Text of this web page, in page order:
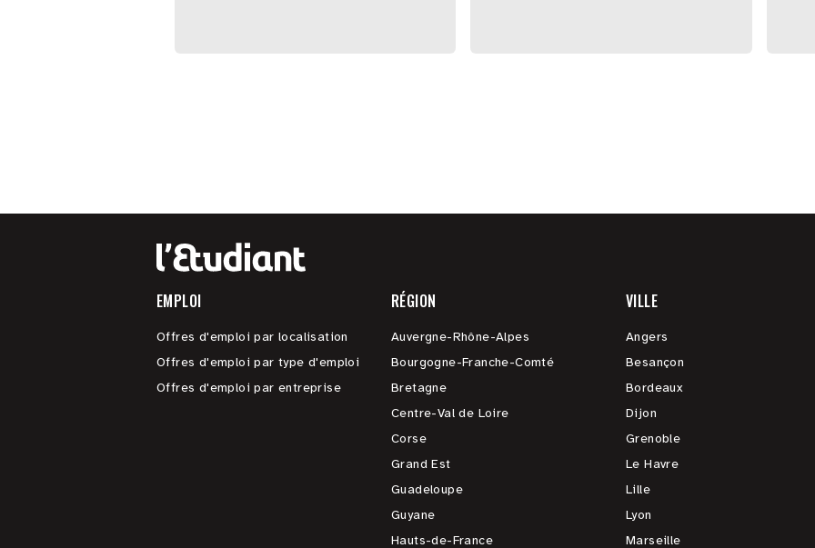
EMPLOI
Offres d'emploi par localisation
Offres d'emploi par type d'emploi
Offres d'emploi par entreprise
RÉGION
Auvergne-Rhône-Alpes
Bourgogne-Franche-Comté
Bretagne
Centre-Val de Loire
Corse
Grand Est
Guadeloupe
Guyane
Hauts-de-France
VILLE
Angers
Besançon
Bordeaux
Dijon
Grenoble
Le Havre
Lille
Lyon
Marseille